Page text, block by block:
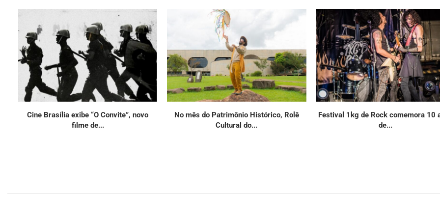
Cine Brasília exibe “O Convite”, novo
filme de...
No mês do Patrimônio Histórico, Rolê
Cultural do...
Festival 1kg de Rock comemora 10
de...